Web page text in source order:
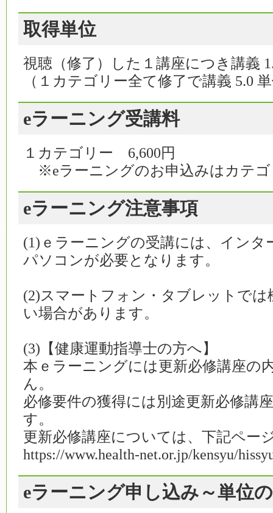
取得単位
視聴（修了）した１講座につき講義
（１カテゴリー全て修了で講義 5.0
eラーニング受講料
１カテゴリー 6,600円
※eラーニングのお申込みはカテゴ
eラーニング注意事項
(1)ｅラーニングの受講には、イン
パソコンが必要となります。
(2)スマートフォン・タブレットで
い場合があります。
(3)【健康運動指導士の方へ】
本ｅラーニングには更新必修講座の
ん。
必修要件の獲得には別途更新必修講
す。
更新必修講座については、下記ペ
https://www.health-net.or.jp/kensyu/
eラーニング申し込み～単位